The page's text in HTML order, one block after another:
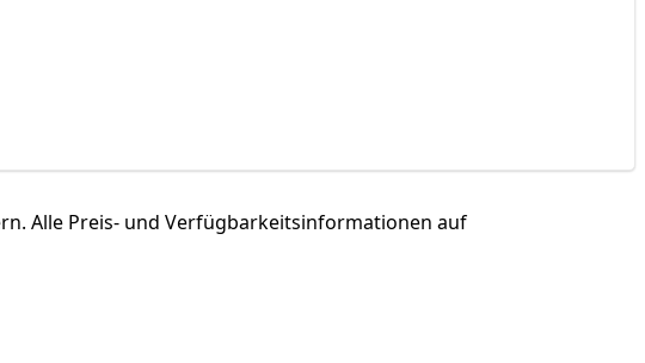
Alle Preis- und Ver­füg­bar­keits­in­for­ma­tio­nen auf